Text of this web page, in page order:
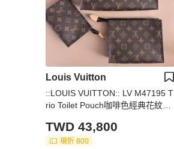
Louis Vuitton
::LOUIS VUITTON:: LV M47195 T
rio Toilet Pouch咖啡色經典花紋三
TWD 43,800
現折 800